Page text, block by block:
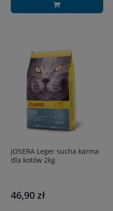
JOSERA Leger sucha karma
dla kotów 2kg
46,90 zł